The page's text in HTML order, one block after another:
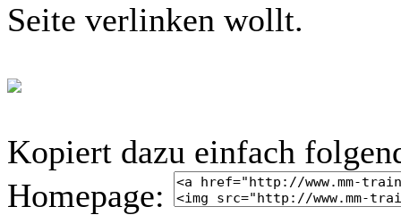
Seite verlinken wollt.
Kopiert dazu einfach
Homepage: